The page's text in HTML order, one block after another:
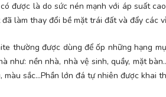
được là do sức nén mạnh với áp suất
làm thay đổi bề mặt trái đất và đẩy các
thường được dùng để ốp những hạng
như: nền nhà, nhà vệ sinh, quầy, mặt
màu sắc…Phần lớn đá tự nhiên được khai